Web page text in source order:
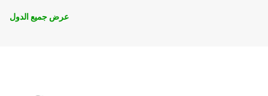
عرض جميع الدول